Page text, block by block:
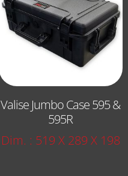
Valise Jumbo Case 595 &
595R
Dim. : 519 X 289 X 198